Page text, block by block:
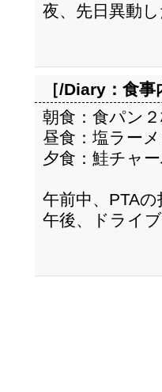
夜、先日異動
［/Diary： 食事
朝食：食パン
昼食：塩ラー
夕食：鮭チャ
午前中、PTAの
午後、ドライ